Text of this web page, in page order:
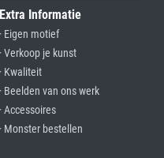
Extra Informatie
· Eigen motief
· Verkoop je kunst
· Kwaliteit
· Beelden van ons werk
· Accessoires
· Monster bestellen